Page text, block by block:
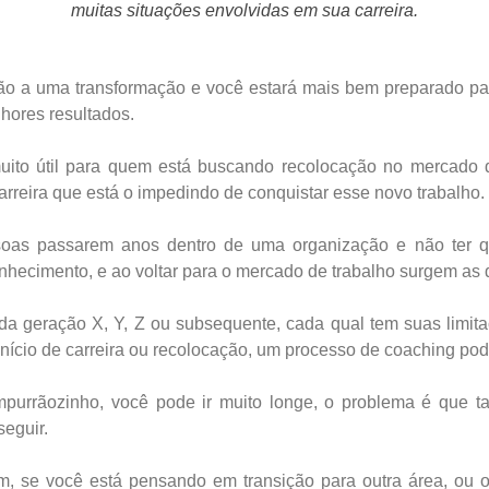
muitas situações envolvidas em sua carreira.
a uma transformação e você estará mais bem preparado
resultados.
útil para quem está buscando recolocação no mercado
que está o impedindo de conquistar esse novo trabalho.
passarem anos dentro de uma organização e não ter
e ao voltar para o mercado de trabalho surgem as
geração X, Y, Z ou subsequente, cada qual tem suas
de carreira ou recolocação, um processo de coaching
você pode ir muito longe, o problema é que
se você está pensando em transição para outra área, ou